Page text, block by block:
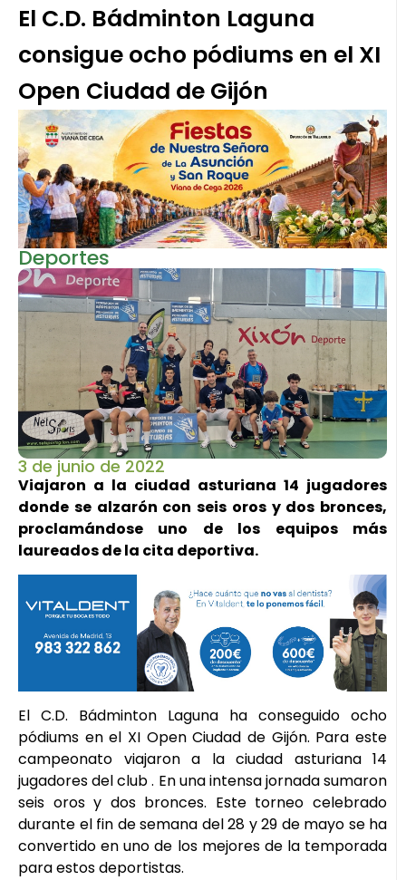
El C.D. Bádminton Laguna
consigue ocho pódiums en el XI
Open Ciudad de Gijón
Deportes
3 de junio de 2022
Viajaron a la ciudad asturiana 14 jugadores
donde se alzarón con seis oros y dos bronces,
proclamándose uno de los equipos más
laureados de la cita deportiva.
El C.D. Bádminton Laguna ha conseguido ocho
pódiums en el XI Open Ciudad de Gijón. Para este
campeonato viajaron a la ciudad asturiana 14
jugadores del club . En una intensa jornada sumaron
seis oros y dos bronces. Este torneo celebrado
durante el fin de semana del 28 y 29 de mayo se ha
convertido en uno de los mejores de la temporada
para estos deportistas.